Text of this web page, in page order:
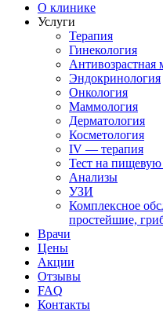
О клинике
Услуги
Терапия
Гинекология
Антивозрастная
Эндокринология
Онкология
Маммология
Дерматология
Косметология
IV — терапия
Тест на пищевую
Анализы
УЗИ
Комплексное
простейшие,
Врачи
Цены
Акции
Отзывы
FAQ
Контакты